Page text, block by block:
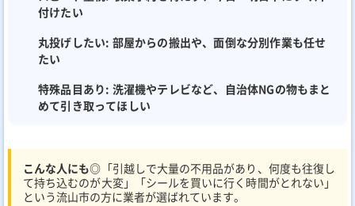
付けたい
丸投げしたい: 部屋からの搬出や、面倒な分別作業も任せ
たい
特殊品目あり: 洗濯機やテレビなど、自治体NGの物もまと
めて引き取ってほしい
こんな人にも◎ 「引越しで大量の不用品があり、何度も往復し
て持ち込むのが大変」「シールを買いに行く時間がとれない」
という流山市の方に業者が選ばれています。